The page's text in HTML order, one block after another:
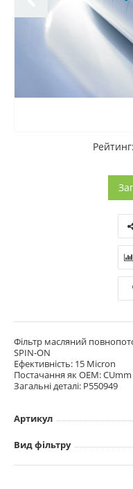
Рейтинг:
Фільтр масляний
SPIN-ON
Ефективність: 15 Micron
Постачання як OEM: CUmm
Загальні деталі: P550949
Артикул
Вид фільтру